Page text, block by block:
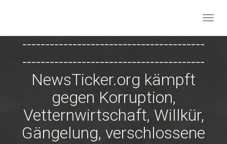
----------------------------------------
----------------------------------------
NewsTicker.org kämpft
gegen Korruption,
Vetternwirtschaft, Willkür,
Gängelung, verschlossene